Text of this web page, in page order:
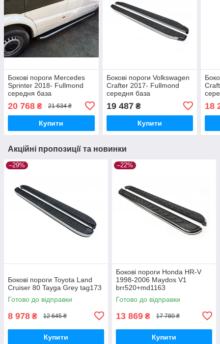
Бокові пороги Mercedes
Sprinter 2018- Fullmond
середня база
20 768 ₴ 21 634 ₴
Купити
Бокові пороги Volkswagen
Crafter 2017- Fullmond
середня база
19 487₴
Купити
18
Акційні пропозиції та новинки
–29%
Бокові пороги Toyota Land
Cruiser 80 Tayga Grey tag173
Готово до відправки
8 978 ₴ 12 645 ₴
Купити
–22%
Бокові пороги Honda HR-V
1998-2006 Maydos V1
brr520+md1163
Готово до відправки
13 869 ₴ 17 780 ₴
Купити